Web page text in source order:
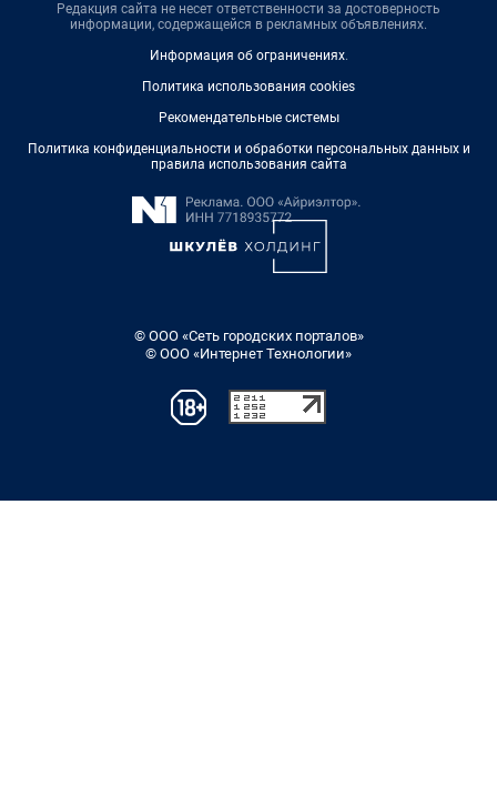
Редакция сайта не несет ответственности за достоверность
информации, содержащейся в рекламных объявлениях.
Информация об ограничениях.
Политика использования cookies
Рекомендательные системы
Политика конфиденциальности и обработки персональных данных и
правила использования сайта
© ООО «Сеть городских порталов»
© ООО «Интернет Технологии»